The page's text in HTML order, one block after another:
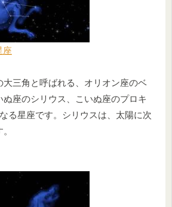
座
大三角と呼ばれる、オリオン座のベ
ぬ座のシリウス、こいぬ座のプロキ
る星座です。シリウスは、太陽に次